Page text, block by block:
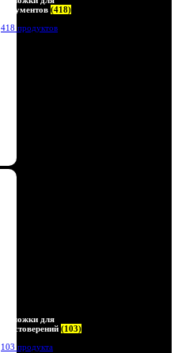
документов (418)
418 продуктов
Обложки для
удостоверений (103)
103 продукта